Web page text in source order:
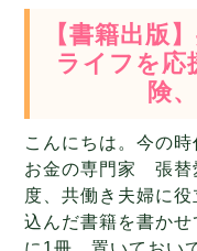
【書籍出版
ライフを応
険
こんにちは。今の
お金の専門家 張替
度、共働き夫婦に
込んだ書籍を書か